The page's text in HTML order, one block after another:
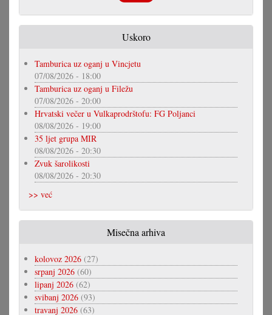
Uskoro
Tamburica uz oganj u Vincjetu
07/08/2026 - 18:00
Tamburica uz oganj u Filežu
07/08/2026 - 20:00
Hrvatski večer u Vulkaprodrštofu: FG Poljanci
08/08/2026 - 19:00
35 ljet grupa MIR
08/08/2026 - 20:30
Zvuk šarolikosti
08/08/2026 - 20:30
>> već
Misečna arhiva
kolovoz 2026 (27)
srpanj 2026 (60)
lipanj 2026 (62)
svibanj 2026 (93)
travanj 2026 (63)